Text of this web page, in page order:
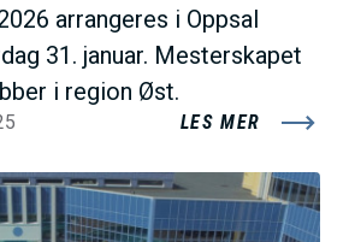
arrangeres i Oppsal
31. januar. Mesterskapet
i region Øst.
LES MER